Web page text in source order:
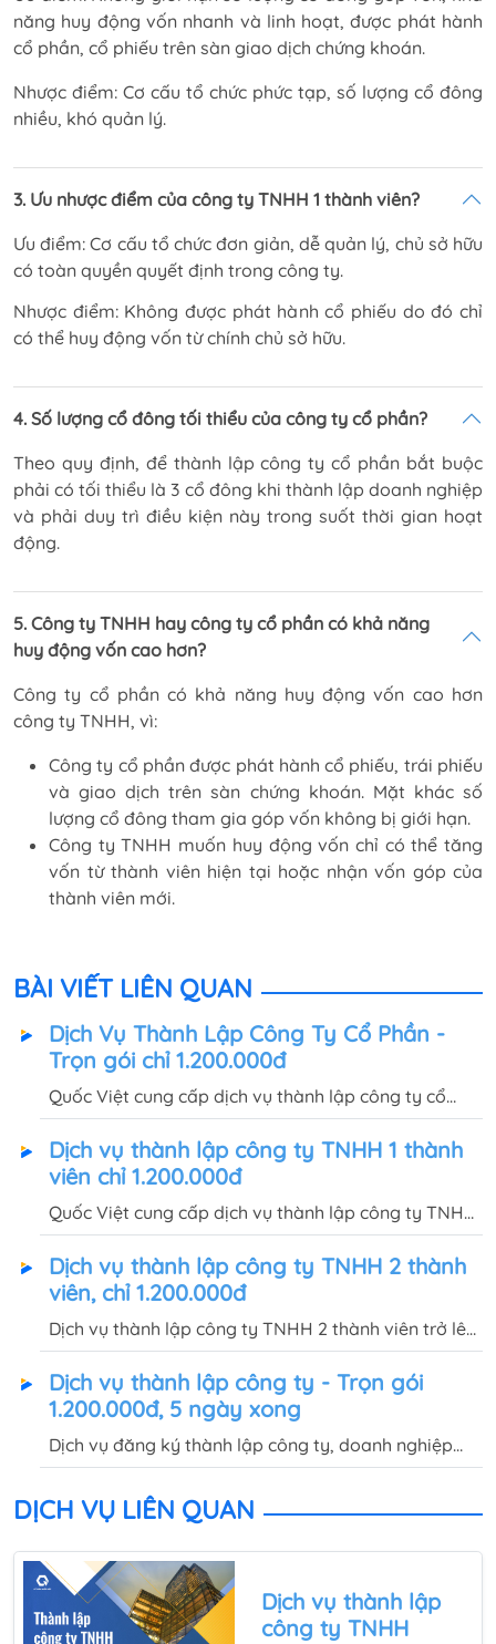
năng huy động vốn nhanh và linh hoạt, được phát hành
cổ phần, cổ phiếu trên sàn giao dịch chứng khoán.
Nhược điểm: Cơ cấu tổ chức phức tạp, số lượng cổ đông
nhiều, khó quản lý.
3. Ưu nhược điểm của công ty TNHH 1 thành viên?
Ưu điểm: Cơ cấu tổ chức đơn giản, dễ quản lý, chủ sở hữu
có toàn quyền quyết định trong công ty.
Nhược điểm: Không được phát hành cổ phiếu do đó chỉ
có thể huy động vốn từ chính chủ sở hữu.
4. Số lượng cổ đông tối thiểu của công ty cổ phần?
Theo quy định, để thành lập công ty cổ phần bắt buộc
phải có tối thiểu là 3 cổ đông khi thành lập doanh nghiệp
và phải duy trì điều kiện này trong suốt thời gian hoạt
động.
5. Công ty TNHH hay công ty cổ phần có khả năng
huy động vốn cao hơn?
Công ty cổ phần có khả năng huy động vốn cao hơn
công ty TNHH, vì:
Công ty cổ phần được phát hành cổ phiếu, trái phiếu
và giao dịch trên sàn chứng khoán. Mặt khác số
lượng cổ đông tham gia góp vốn không bị giới hạn.
Công ty TNHH muốn huy động vốn chỉ có thể tăng
vốn từ thành viên hiện tại hoặc nhận vốn góp của
thành viên mới.
BÀI VIẾT LIÊN QUAN
Dịch Vụ Thành Lập Công Ty Cổ Phần -
Trọn gói chỉ 1.200.000đ
Quốc Việt cung cấp dịch vụ thành lập công ty cổ
phần toàn quốc, trọn gói chỉ 1.200.000đ, hoàn thành
hồ sơ, thủ tục và bàn giao GPKD, con dấu sau 5 - 7
ngày.
Dịch vụ thành lập công ty TNHH 1 thành
viên chỉ 1.200.000đ
Quốc Việt cung cấp dịch vụ thành lập công ty TNHH
1 thành viên trọn gói chỉ 1.200.000đ, bàn giao giấy
phép kinh doanh, con dấu trong vòng 5 - 7 ngày làm
việc.
Dịch vụ thành lập công ty TNHH 2 thành
viên, chỉ 1.200.000đ
Dịch vụ thành lập công ty TNHH 2 thành viên trở lên,
trọn gói chỉ 1.200.000đ, hồ sơ, thủ tục đơn giản, cam
kết bàn giao GPKD và con dấu sau 5-7 ngày làm
việc
Dịch vụ thành lập công ty - Trọn gói
1.200.000đ, 5 ngày xong
Dịch vụ đăng ký thành lập công ty, doanh nghiệp
trọn gói 1.200.000đ, hoàn tất thủ tục và miễn phí
bàn giao giấy phép kinh doanh, con dấu tận nơi sau
5 ngày.
DỊCH VỤ LIÊN QUAN
Dịch vụ thành lập
công ty TNHH